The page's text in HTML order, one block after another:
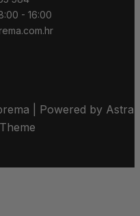
- 16:00
| Powered by Astra